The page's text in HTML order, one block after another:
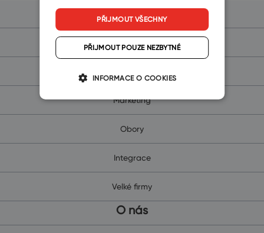
Společnosti a kontakty
Marketing
Obory
Integrace
Velké firmy
O nás
PŘIJMOUT VŠECHNY
PŘIJMOUT POUZE NEZBYTNÉ
INFORMACE O COOKIES